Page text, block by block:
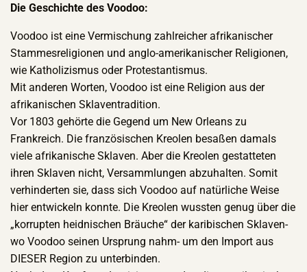
Die Geschichte des Voodoo:
Voodoo ist eine Vermischung zahlreicher afrikanischer
Stammesreligionen und anglo-amerikanischer Religionen,
wie Katholizismus oder Protestantismus.
Mit anderen Worten, Voodoo ist eine Religion aus der
afrikanischen Sklaventradition.
Vor 1803 gehörte die Gegend um New Orleans zu
Frankreich. Die französischen Kreolen besaßen damals
viele afrikanische Sklaven. Aber die Kreolen gestatteten
ihren Sklaven nicht, Versammlungen abzuhalten. Somit
verhinderten sie, dass sich Voodoo auf natürliche Weise
hier entwickeln konnte. Die Kreolen wussten genug über die
„korrupten heidnischen Bräuche“ der karibischen Sklaven-
wo Voodoo seinen Ursprung nahm- um den Import aus
DIESER Region zu unterbinden.